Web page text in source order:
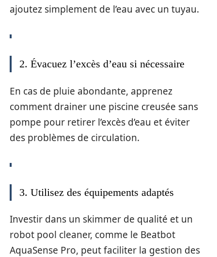
ajoutez simplement de l’eau avec un tuyau.
2. Évacuez l’excès d’eau si nécessaire
En cas de pluie abondante, apprenez
comment drainer une piscine creusée sans
pompe pour retirer l’excès d’eau et éviter
des problèmes de circulation.
3. Utilisez des équipements adaptés
Investir dans un skimmer de qualité et un
robot pool cleaner, comme le Beatbot
AquaSense Pro, peut faciliter la gestion des